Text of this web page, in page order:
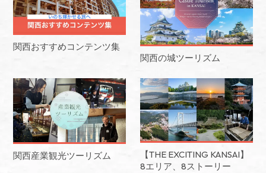
関西おすすめコンテンツ集
関西の城ツーリズム
関西産業観光ツーリズム
【THE EXCITING KANSAI】
8エリア、8ストーリー